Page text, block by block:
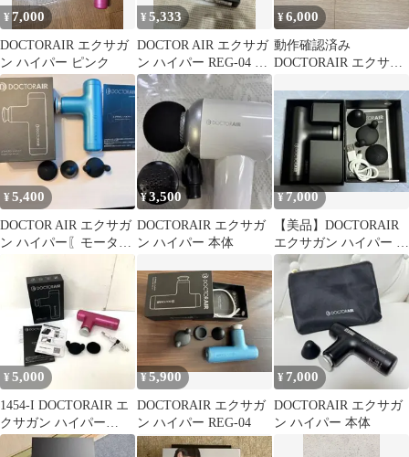
¥7,000
DOCTORAIR エクサガ
ン ハイパー ピンク
¥5,333
DOCTOR AIR エクサガ
ン ハイパー REG-04 ブ
ルー
¥6,000
動作確認済み
DOCTORAIR エクサガ
¥5,400
DOCTOR AIR エクサガ
ン ハイパー〖モーター
¥3,500
DOCTORAIR エクサガ
ン ハイパー 本体
¥7,000
【美品】DOCTORAIR
エクサガン ハイパー 本
体 充電ケーブル付き
¥5,000
1454-I DOCTORAIR エ
クサガン ハイパー
REG-04 ピンク
¥5,900
DOCTORAIR エクサガ
ン ハイパー REG-04
¥ 7,000
DOCTORAIR エクサガ
ン ハイパー 本体